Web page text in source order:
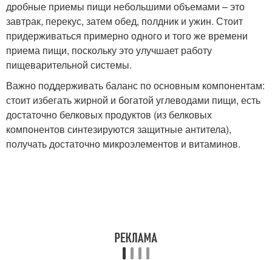
дробные приемы пищи небольшими объемами – это
завтрак, перекус, затем обед, полдник и ужин. Стоит
придерживаться примерно одного и того же времени
приема пищи, поскольку это улучшает работу
пищеварительной системы.
Важно поддерживать баланс по основным компонентам:
стоит избегать жирной и богатой углеводами пищи, есть
достаточно белковых продуктов (из белковых
компонентов синтезируются защитные антитела),
получать достаточно микроэлементов и витаминов.